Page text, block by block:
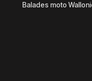
Balades moto